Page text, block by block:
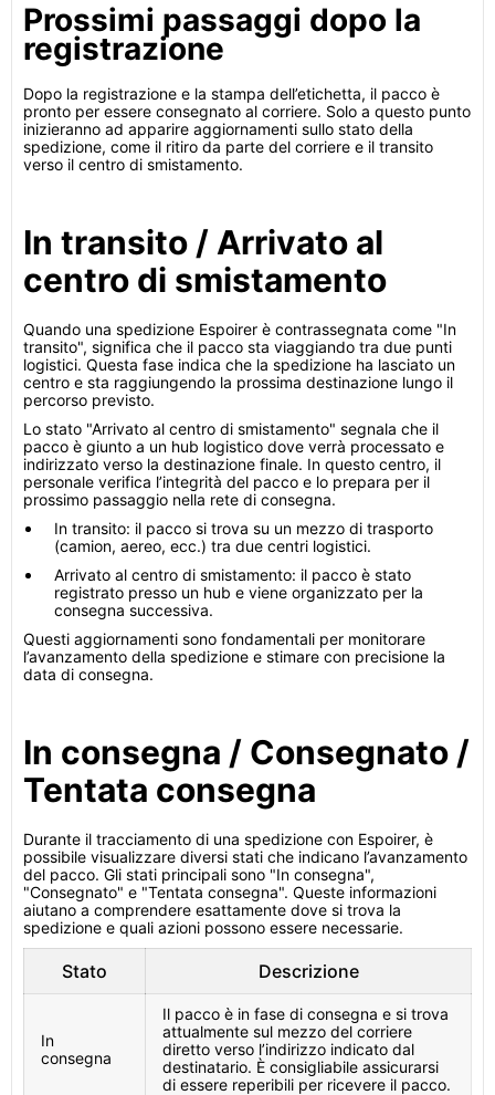
Prossimi passaggi dopo la
registrazione
Dopo la registrazione e la stampa dell’etichetta, il pacco è
pronto per essere consegnato al corriere. Solo a questo punto
inizieranno ad apparire aggiornamenti sullo stato della
spedizione, come il ritiro da parte del corriere e il transito
verso il centro di smistamento.
In transito / Arrivato al
centro di smistamento
Quando una spedizione Espoirer è contrassegnata come "In
transito", significa che il pacco sta viaggiando tra due punti
logistici. Questa fase indica che la spedizione ha lasciato un
centro e sta raggiungendo la prossima destinazione lungo il
percorso previsto.
Lo stato "Arrivato al centro di smistamento" segnala che il
pacco è giunto a un hub logistico dove verrà processato e
indirizzato verso la destinazione finale. In questo centro, il
personale verifica l’integrità del pacco e lo prepara per il
prossimo passaggio nella rete di consegna.
In transito: il pacco si trova su un mezzo di trasporto
(camion, aereo, ecc.) tra due centri logistici.
Arrivato al centro di smistamento: il pacco è stato
registrato presso un hub e viene organizzato per la
consegna successiva.
Questi aggiornamenti sono fondamentali per monitorare
l’avanzamento della spedizione e stimare con precisione la
data di consegna.
In consegna / Consegnato /
Tentata consegna
Durante il tracciamento di una spedizione con Espoirer, è
possibile visualizzare diversi stati che indicano l’avanzamento
del pacco. Gli stati principali sono "In consegna",
"Consegnato" e "Tentata consegna". Queste informazioni
aiutano a comprendere esattamente dove si trova la
spedizione e quali azioni possono essere necessarie.
Stato Descrizione
In
consegna
Il pacco è in fase di consegna e si trova
attualmente sul mezzo del corriere
diretto verso l’indirizzo indicato dal
destinatario. È consigliabile assicurarsi
di essere reperibili per ricevere il pacco.